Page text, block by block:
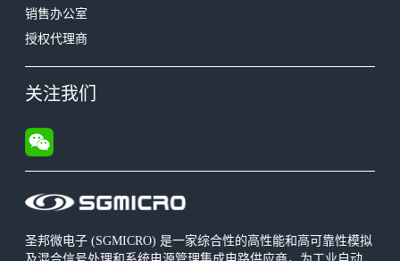
圣邦微电子 (SGMICRO) 是一家综合性的高性能和高可靠性模拟
销售办公室
授权代理商
关注我们